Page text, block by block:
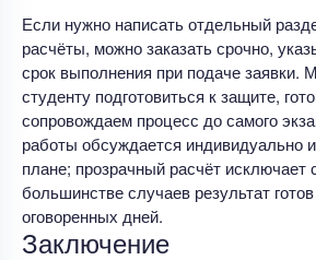
Если нужно написать отдельный
расчёты, можно заказать срочно,
срок выполнения при подаче заявки.
студенту подготовиться к защите,
сопровождаем процесс до самого
работы обсуждается индивидуально
плане; прозрачный расчёт
большинстве случаев результат
оговоренных дней.
Заключение